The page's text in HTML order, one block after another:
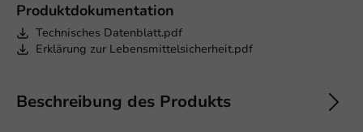
Produktdokumentation
Technisches Datenblatt.pdf
Erklärung zur Lebensmittelsicherheit.pdf
Beschreibung des Produkts